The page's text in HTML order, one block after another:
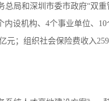
总局和深圳市委市政府“双
内设机构、4个事业单位、
元；组织社会保险费收入